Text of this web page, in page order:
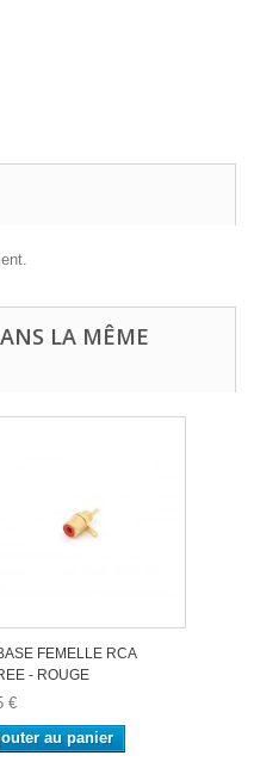
LA MÊME
FEMELLE RCA
- ROUGE
€
au panier